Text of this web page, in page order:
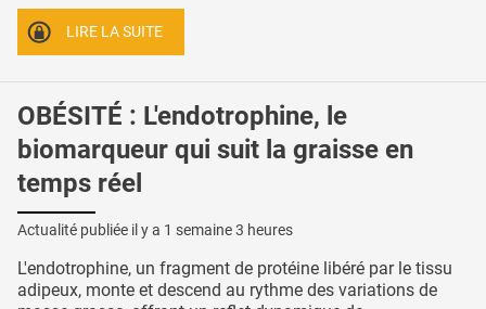
LIRE LA SUITE
OBÉSITÉ : L'endotrophine, le
biomarqueur qui suit la graisse en
temps réel
Actualité publiée il y a 1 semaine 3 heures
L'endotrophine, un fragment de protéine libéré par le tissu
adipeux, monte et descend au rythme des variations de